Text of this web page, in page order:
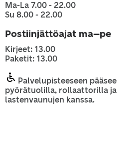
Ma-La 7.00 - 22.00
Su 8.00 - 22.00
Postiinjättöajat ma–pe
Kirjeet: 13.00
Paketit: 13.00
Palvelupisteeseen pääsee
pyörätuolilla, rollaattorilla ja
lastenvaunujen kanssa.